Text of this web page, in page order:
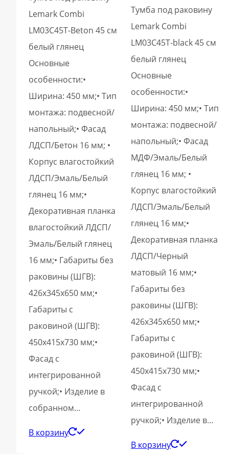
Lemark Combi
LM03C45T-Beton 45 см
белый глянец
Основные
особенности:•
Ширина: 450 мм;• Тип
монтажа: подвесной/
напольный;• Фасад
ЛДСП/Бетон 16 мм; •
Корпус влагостойкий
ЛДСП/Эмаль/Белый
глянец 16 мм;•
Декоративная планка
влагостойкий ЛДСП/
Эмаль/Белый глянец
16 мм;• Габариты без
раковины (ШГВ):
426х345х650 мм;•
Габариты с
раковиной (ШГВ):
450х415х730 мм;•
Фасад с
интегрированной
ручкой;• Изделие в
собранном…
В корзину
Тумба под раковину
Lemark Combi
LM03C45T-black 45 см
белый глянец
Основные
особенности:•
Ширина: 450 мм;• Тип
монтажа: подвесной/
напольный;• Фасад
МДФ/Эмаль/Белый
глянец 16 мм; •
Корпус влагостойкий
ЛДСП/Эмаль/Белый
глянец 16 мм;•
Декоративная планка
ЛДСП/Черный
матовый 16 мм;•
Габариты без
раковины (ШГВ):
426х345х650 мм;•
Габариты с
раковиной (ШГВ):
450х415х730 мм;•
Фасад с
интегрированной
ручкой;• Изделие в…
В корзину